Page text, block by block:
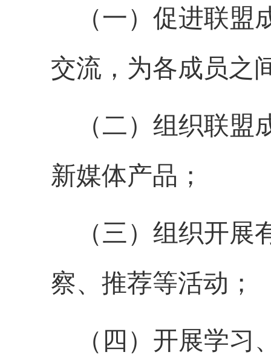
（一）促进联
交流，为各成员之
（二）组织联
新媒体产品；
（三）组织开
察、推荐等活动；
（ 四 ）开展学习